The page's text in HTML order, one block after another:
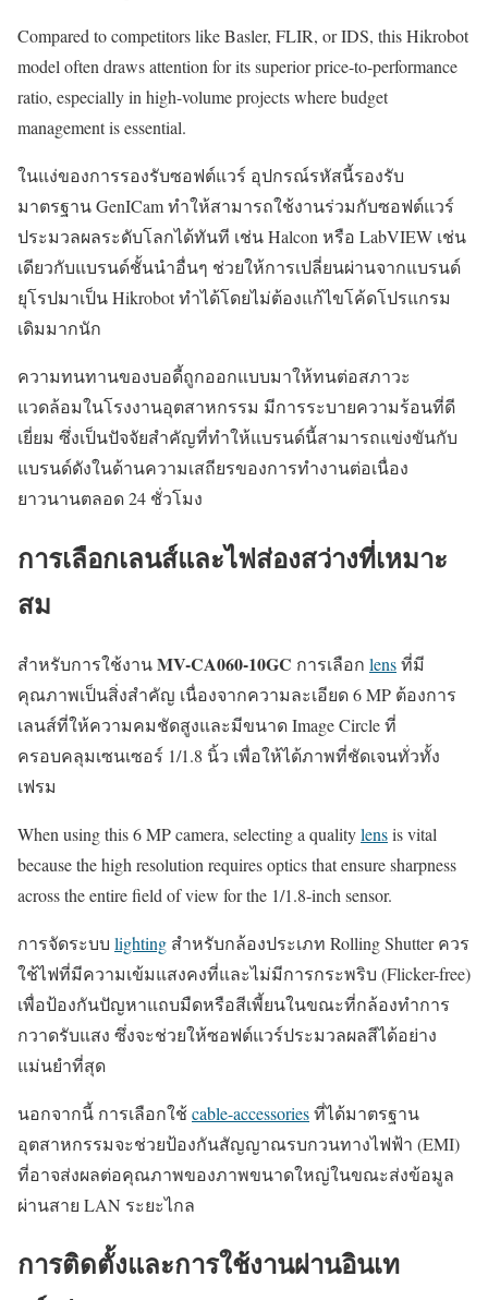
Compared to competitors like Basler, FLIR, or IDS, this Hikrobot
model often draws attention for its superior price-to-performance
ratio, especially in high-volume projects where budget
management is essential.
ในแง่ของการรองรับซอฟต์แวร์ อุปกรณ์รหัสนี้รองรับ
มาตรฐาน GenICam ทำให้สามารถใช้งานร่วมกับซอฟต์แวร์
ประมวลผลระดับโลกได้ทันที เช่น Halcon หรือ LabVIEW เช่น
เดียวกับแบรนด์ชั้นนำอื่นๆ ช่วยให้การเปลี่ยนผ่านจากแบรนด์
ยุโรปมาเป็น Hikrobot ทำได้โดยไม่ต้องแก้ไขโค้ดโปรแกรม
เดิมมากนัก
ความทนทานของบอดี้ถูกออกแบบมาให้ทนต่อสภาวะ
แวดล้อมในโรงงานอุตสาหกรรม มีการระบายความร้อนที่ดี
เยี่ยม ซึ่งเป็นปัจจัยสำคัญที่ทำให้แบรนด์นี้สามารถแข่งขันกับ
แบรนด์ดังในด้านความเสถียรของการทำงานต่อเนื่อง
ยาวนานตลอด 24 ชั่วโมง
การเลือกเลนส์และไฟส่องสว่างที่เหมาะ
สม
สำหรับการใช้งานMV-CA060-10GC การเลือก lensที่มี
คุณภาพเป็นสิ่งสำคัญ เนื่องจากความละเอียด 6 MP ต้องการ
เลนส์ที่ให้ความคมชัดสูงและมีขนาด Image Circle ที่
ครอบคลุมเซนเซอร์ 1/1.8 นิ้ว เพื่อให้ได้ภาพที่ชัดเจนทั่วทั้ง
เฟรม
When using this 6 MP camera, selecting a qualitylensis vital
because the high resolution requires optics that ensure sharpness
across the entire field of view for the 1/1.8-inch sensor.
การจัดระบบ lighting สำหรับกล้องประเภท Rolling Shutter ควร
ใช้ไฟที่มีความเข้มแสงคงที่และไม่มีการกระพริบ (Flicker-free)
เพื่อป้องกันปัญหาแถบมืดหรือสีเพี้ยนในขณะที่กล้องทำการ
กวาดรับแสง ซึ่งจะช่วยให้ซอฟต์แวร์ประมวลผลสีได้อย่าง
แม่นยำที่สุด
นอกจากนี้ การเลือกใช้cable-accessoriesที่ได้มาตรฐาน
อุตสาหกรรมจะช่วยป้องกันสัญญาณรบกวนทางไฟฟ้า (EMI)
ที่อาจส่งผลต่อคุณภาพของภาพขนาดใหญ่ในขณะส่งข้อมูล
ผ่านสาย LAN ระยะไกล
การติดตั้งและการใช้งานผ่านอินเท